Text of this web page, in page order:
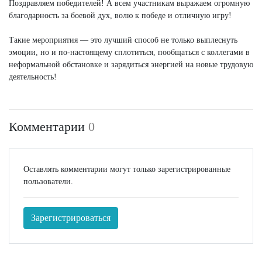
Поздравляем победителей! А всем участникам выражаем огромную
благодарность за боевой дух, волю к победе и отличную игру!
Такие мероприятия — это лучший способ не только выплеснуть
эмоции, но и по-настоящему сплотиться, пообщаться с коллегами в
неформальной обстановке и зарядиться энергией на новые трудовую
деятельность!
Комментарии 0
Оставлять комментарии могут только зарегистрированные
пользователи.
Зарегистрироваться